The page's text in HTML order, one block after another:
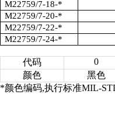
M22759/7-18-*
M22759/7-20-*
M22759/7-22-*
M22759/7-24-*
代码 0
颜色
黑色
*颜色编码,执行标准MIL-